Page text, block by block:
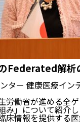
解析
ター 健康医療イ
労働省が進める全
み」について紹介
床情報を提供する